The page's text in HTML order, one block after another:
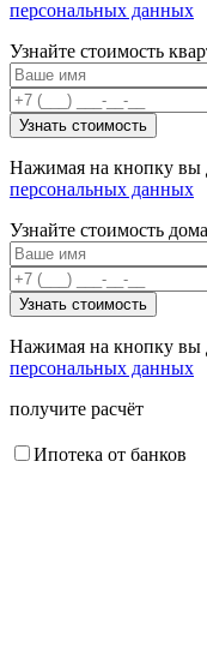
персональных данных
Узнайте стоимость
Нажимая на кнопку вы
персональных данных
Узнайте стоимость
Нажимая на кнопку вы
персональных данных
получите расчёт
Ипотека от банков